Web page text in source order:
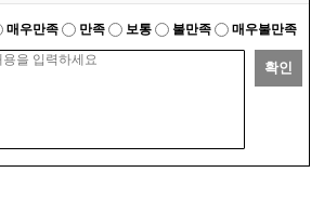
매우만족 만족 보통 불만족 매우불만족
확인